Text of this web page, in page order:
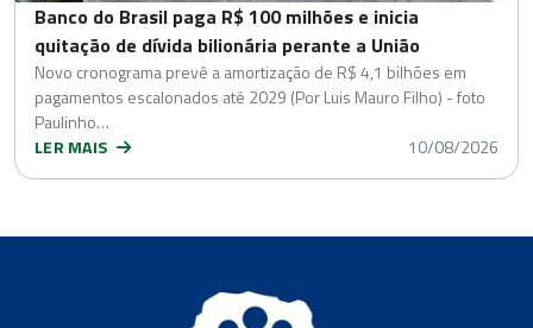
Banco do Brasil paga R$ 100 milhões e inicia
quitação de dívida bilionária perante a União
Novo cronograma prevê a amortização de R$ 4,1 bilhões em
pagamentos escalonados até 2029 (Por Luis Mauro Filho) - foto
Paulinho…
LER MAIS
10/08/2026